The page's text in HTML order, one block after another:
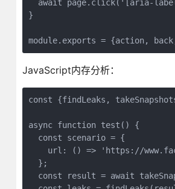
await page.click('[aria-
}
module.exports = {action,
JavaScript内存分析：
const {findLeaks,
async function test() {
  const scenario = {
url: () => 'https://
  };
const result = await